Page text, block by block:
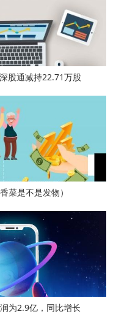
股通减持22.71万股
菜是不是发物）
为2.9亿，同比增长